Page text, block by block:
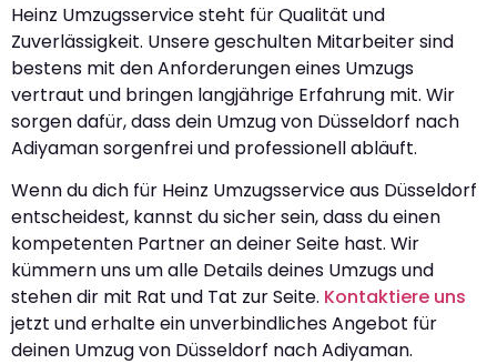
Heinz Umzugsservice steht für Qualität und
Zuverlässigkeit. Unsere geschulten Mitarbeiter sind
bestens mit den Anforderungen eines Umzugs
vertraut und bringen langjährige Erfahrung mit. Wir
sorgen dafür, dass dein Umzug von Düsseldorf nach
Adiyaman sorgenfrei und professionell abläuft.
Wenn du dich für Heinz Umzugsservice aus Düsseldorf
entscheidest, kannst du sicher sein, dass du einen
kompetenten Partner an deiner Seite hast. Wir
kümmern uns um alle Details deines Umzugs und
stehen dir mit Rat und Tat zur Seite. Kontaktiere uns
jetzt und erhalte ein unverbindliches Angebot für
deinen Umzug von Düsseldorf nach Adiyaman.